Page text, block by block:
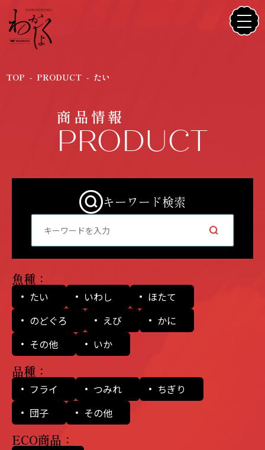
TOP PRODUCT たい
PRODUCT
商品情報
キーワード検索
魚種：
たい いわし
ほたて
のどぐろ
えび
かに
その他
いか
品種：
フライ つみれ
ちぎり
団子
その他
ECO商品：